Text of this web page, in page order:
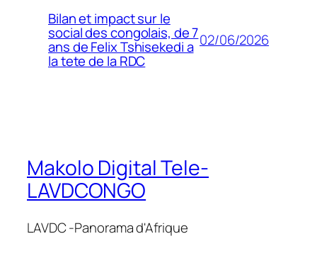
Bilan et impact sur le
social des congolais, de 7
ans de Felix Tshisekedi a
la tete de la RDC
02/06/2026
Makolo Digital Tele-
LAVDCONGO
LAVDC -Panorama d'Afrique